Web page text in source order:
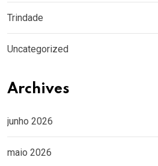
Trindade
Uncategorized
Archives
junho 2026
maio 2026